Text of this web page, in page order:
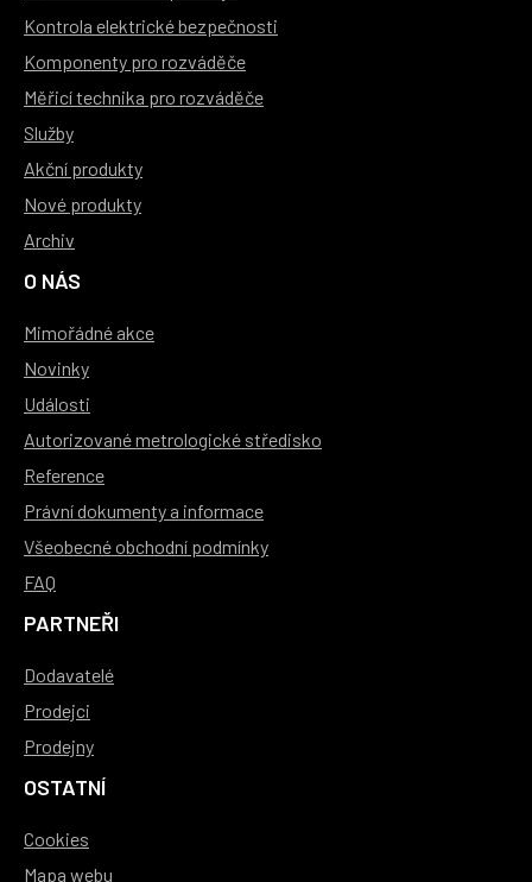
Kontrola elektrické bezpečnosti
Komponenty pro rozváděče
Měřicí technika pro rozváděče
Služby
Akční produkty
Nové produkty
Archiv
O NÁS
Mimořádné akce
Novinky
Události
Autorizované metrologické středisko
Reference
Právní dokumenty a informace
Všeobecné obchodní podmínky
FAQ
PARTNEŘI
Dodavatelé
Prodejci
Prodejny
OSTATNÍ
Cookies
Mapa webu